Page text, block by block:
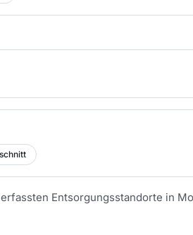
Entsorgungsstandorte in